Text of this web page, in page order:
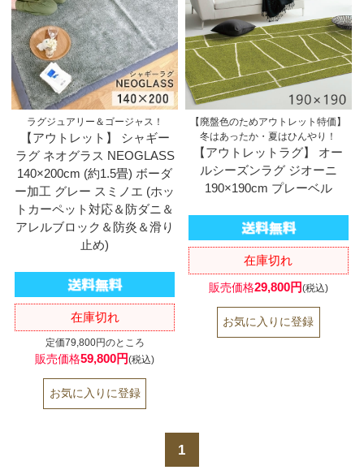
ラグジュアリー＆ゴージャス！
【アウトレット】 シャギー
ラグ ネオグラス NEOGLASS
140×200cm (約1.5畳) ボーダ
ー加工 グレー スミノエ (ホッ
トカーペット対応＆防ダニ＆
アレルブロック＆防炎＆滑り
止め)
在庫切れ
定価79,800円のところ
販売価格59,800円(税込)
【廃盤色のためアウトレット特価】
冬はあったか・夏はひんやり！
【アウトレットラグ】 オー
ルシーズンラグ ジオーニ
190×190cm プレーベル
在庫切れ
販売価格29,800円(税込)
1